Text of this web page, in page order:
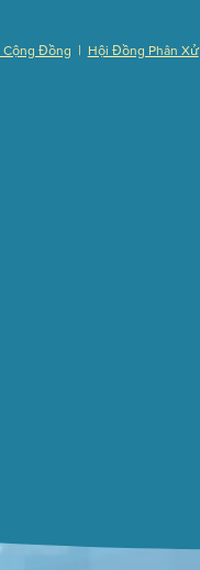
) Đồng | Hội Đồng Phân Xử